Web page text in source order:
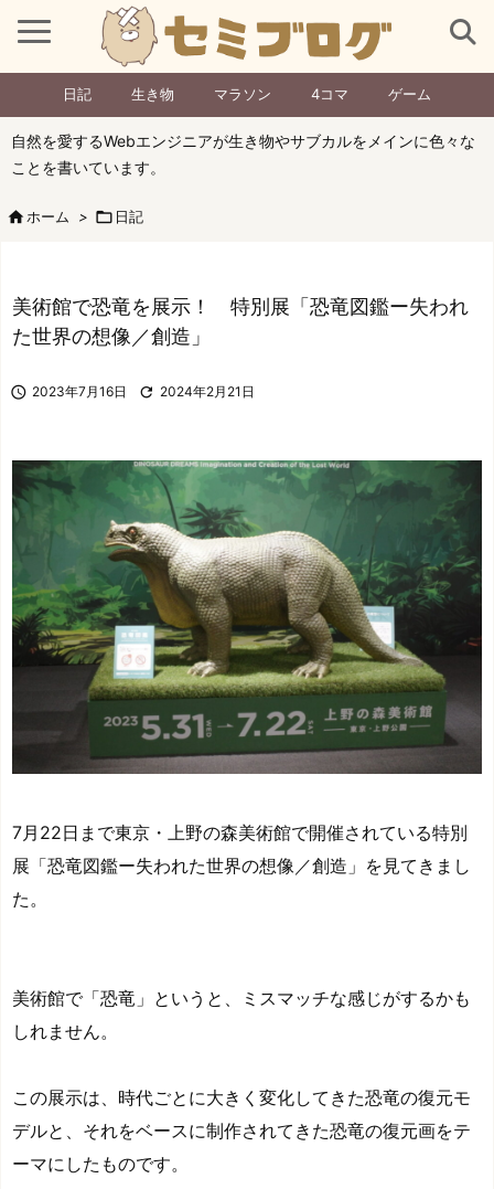
日記 生き物 マラソン 4コマ ゲーム
自然を愛するWebエンジニアが生き物やサブカルをメインに色々な
ことを書いています。
ホーム >  日記
美術館で恐竜を展示！ 特別展「恐竜図鑑ー失われ
た世界の想像／創造」
 2023年7月16日  2024年2月21日
7月22日まで東京・上野の森美術館で開催されている特別
展「恐竜図鑑ー失われた世界の想像／創造」を見てきまし
た。
美術館で「恐竜」というと、ミスマッチな感じがするかも
しれません。
この展示は、時代ごとに大きく変化してきた恐竜の復元モ
デルと、それをベースに制作されてきた恐竜の復元画をテ
ーマにしたものです。